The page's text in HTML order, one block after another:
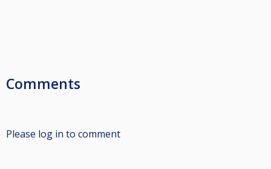
Comments
Please log in to comment